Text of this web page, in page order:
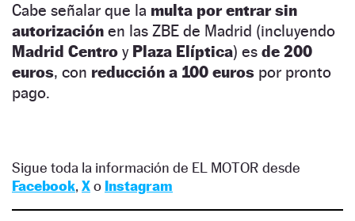
Cabe señalar que la multa por entrar sin
autorización en las ZBE de Madrid (incluyendo
Madrid Centro y Plaza Elíptica) es de 200
euros, con reducción a 100 euros por pronto
pago.
Sigue toda la información de EL MOTOR desde
Facebook, Xo Instagram